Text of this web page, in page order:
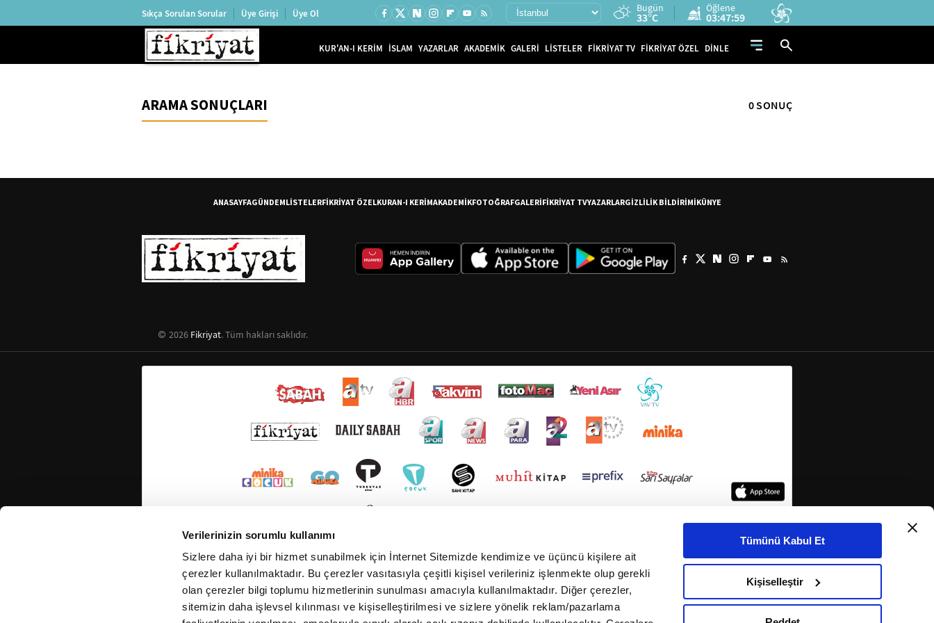
Verilerinizin sorumlu kullanımı
Sizlere daha iyi bir hizmet sunabilmek için İnternet Sitemizde kendimize ve üçüncü kişilere ait
çerezler kullanılmaktadır. Bu çerezler vasıtasıyla çeşitli kişisel verileriniz işlenmekte olup gerekli
olan çerezler bilgi toplumu hizmetlerinin sunulması amacıyla kullanılmaktadır. Diğer çerezler,
sitemizin daha işlevsel kılınması ve kişiselleştirilmesi ve sizlere yönelik reklam/pazarlama
Tümünü Kabul Et
Kişiselleştir
Sıkça Sorulan Sorular Üye Girişi Üye Ol Bugün
33°C
Öğlene
03:47:59
KUR'AN-I KERİM İSLAM YAZARLAR AKADEMİK GALERİ LİSTELER FİKRİYAT TV FİKRİYAT ÖZEL DİNLE
ARAMA SONUÇLARI 0 SONUÇ
ANASAYFAGÜNDEMLİSTELERFİKRİYAT ÖZELKURAN-I KERİMAKADEMİKFOTOĞRAFGALERİFİKRİYAT TVYAZARLARGİZLİLİK BİLDİRİMİKÜNYE
2026 Fikriyat. Tüm hakları saklıdır.